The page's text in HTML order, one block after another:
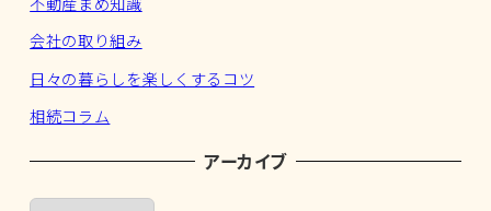
会社の取り組み
日々の暮らしを楽しくするコツ
相続コラム
アーカイブ